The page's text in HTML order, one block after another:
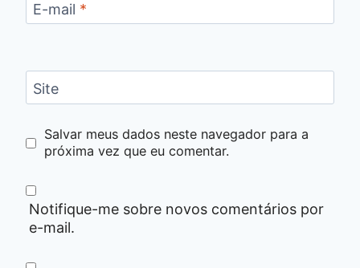
E-mail *
Site
Salvar meus dados neste navegador para a
próxima vez que eu comentar.
Notifique-me sobre novos comentários por
e-mail.